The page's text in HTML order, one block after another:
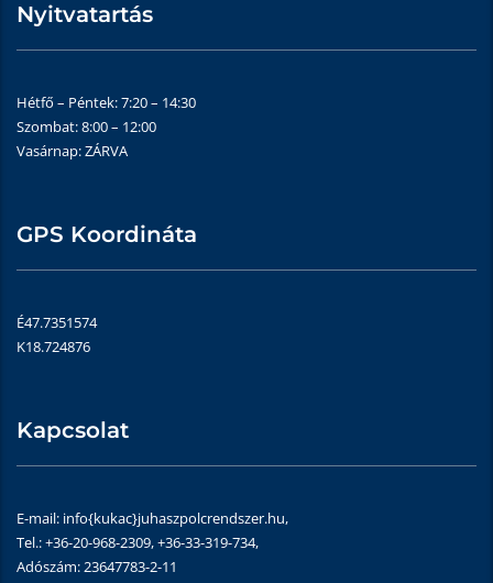
Nyitvatartás
Hétfő – Péntek: 7:20 – 14:30
Szombat: 8:00 – 12:00
Vasárnap: ZÁRVA
GPS Koordináta
É47.7351574
K18.724876
Kapcsolat
E-mail: info{kukac}juhaszpolcrendszer.hu,
Tel.: +36-20-968-2309, +36-33-319-734,
Adószám: 23647783-2-11